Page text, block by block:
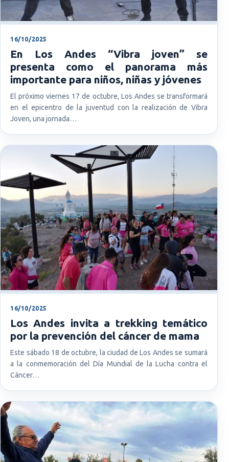
16/10/2025
En Los Andes “Vibra joven” se
presenta como el panorama más
importante para niños, niñas y jóvenes
El próximo viernes 17 de octubre, Los Andes se transformará
en el epicentro de la juventud con la realización de Vibra
Joven, una jornada…
16/10/2025
Los Andes invita a trekking temático
por la prevención del cáncer de mama
Este sábado 18 de octubre, la ciudad de Los Andes se sumará
a la conmemoración del Día Mundial de la Lucha contra el
Cáncer…